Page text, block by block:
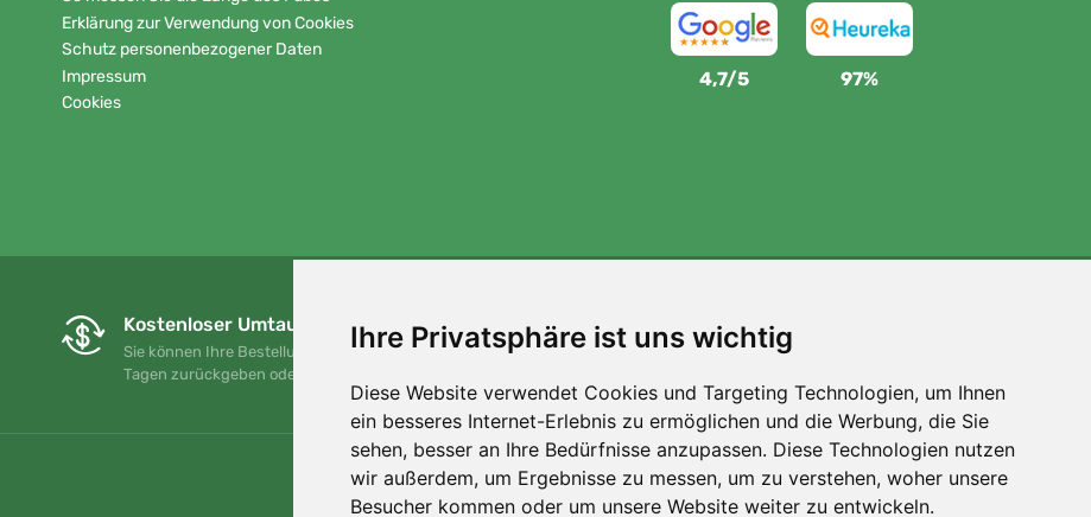
Ihre Privatsphäre ist uns wichtig
Diese Website verwendet Cookies und Targeting Technologien, um Ihnen
ein besseres Internet-Erlebnis zu ermöglichen und die Werbung, die Sie
sehen, besser an Ihre Bedürfnisse anzupassen. Diese Technologien nutzen
wir außerdem, um Ergebnisse zu messen, um zu verstehen, woher unsere
Besucher kommen oder um unsere Website weiter zu entwickeln.
Erklärung zur Verwendung von Cookies
Schutz personenbezogener Daten
Impressum
Cookies
4,7/5 97%
Kostenloser Umtausch und Rückgabe
Sie können Ihre Bestellung jederzeit innerhalb von 90
Tagen zurückgeben oder umtauschen.
Wir unterstützen Trees.org
Für jede Bestellung pflanzen wir einen Baum! Mehr